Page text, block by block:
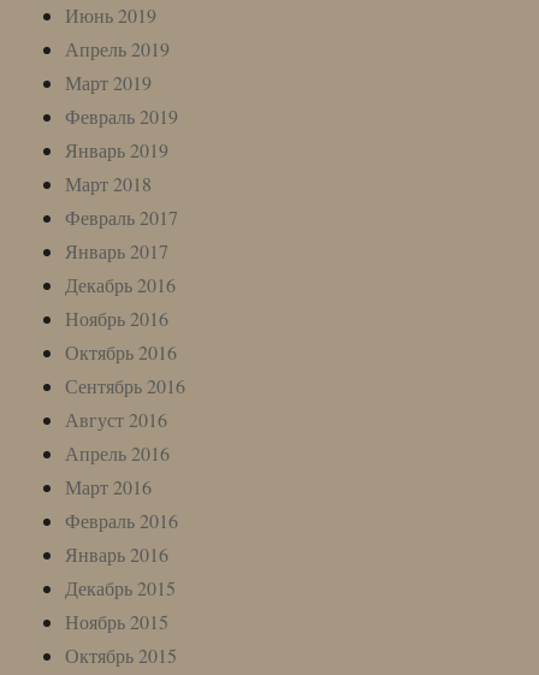
Июнь 2019
Апрель 2019
Март 2019
Февраль 2019
Январь 2019
Март 2018
Февраль 2017
Январь 2017
Декабрь 2016
Ноябрь 2016
Октябрь 2016
Сентябрь 2016
Август 2016
Апрель 2016
Март 2016
Февраль 2016
Январь 2016
Декабрь 2015
Ноябрь 2015
Октябрь 2015